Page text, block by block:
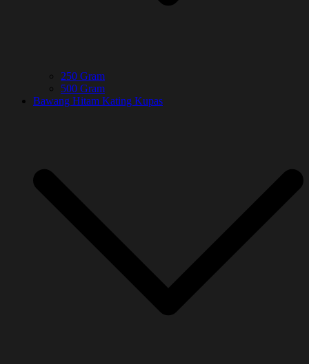
250 Gram
500 Gram
Bawang Hitam Kating Kupas